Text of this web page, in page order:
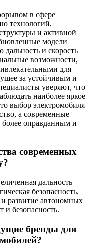
в сфере
технологий,
и активной
модели
и скорость
возможности,
для
за устойчивым и
уверяют, что
наиболее яркое
выбор электромобиля —
а современные
более оправданным и
современных
дальность
безопасность,
развитие автономных
безопасность.
бренды для